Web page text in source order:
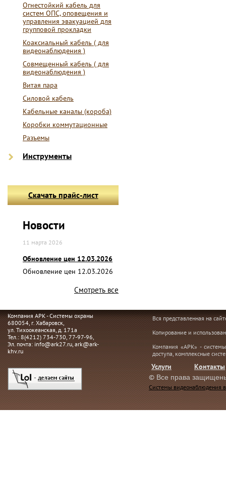
Огнестойкий кабель для
систем ОПС, оповещения и
управления эвакуацией для
групповой прокладки
Коаксиальный кабель ( для
видеонаблюдения )
Совмещенный кабель ( для
видеонаблюдения )
Витая пара
Силовой кабель
Кабельные каналы (короба)
Коробки коммутационные
Разъемы
Инструменты
Скачать прайс-лист
Новости
11 марта 2026
Обновление цен 12.03.2026
Обновление цен 12.03.2026
Смотреть все
Компания АРК - Системы охраны
680054, г. Хабаровск,
ул. Тихоокеанская, д. 171а
Тел.: 8(4212) 734-730, 77-97-96,
Эл. почта: info@ark27.ru, ark@ark-
khv.ru
Вся представленная на
Копирование и
Компания «АРК» -
доступа, комплексные
Услуги
Контакты
© Все права
Системы видеонаблюдения